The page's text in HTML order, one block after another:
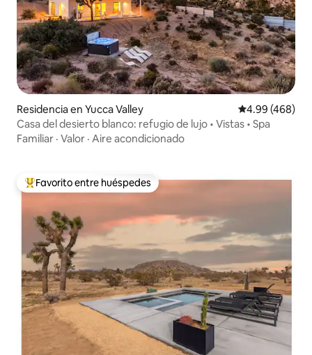
Residencia en Yucca Valley Calificación
4.99 (468)
Casa del desierto blanco: refugio de lujo • Vistas • Spa
Familiar · Valor · Aire acondicionado
De los mejores en Favorito entre huéspedes
Favorito entre huéspedes